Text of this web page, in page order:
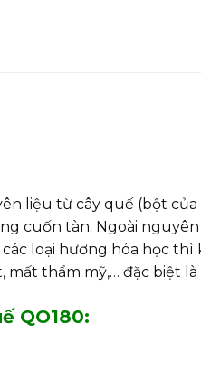
liệu từ cây quế (bột
cuốn tàn. Ngoài
loại hương hóa học
mất thẩm mỹ,… đặc biệt
QO180: